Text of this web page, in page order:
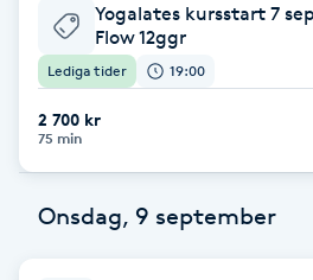
Fransfärgning
Fransförlängning Megavolym
Yogalates kursstart 7
Flow 12ggr
Lediga tider 19:00
2 700 kr
75 min
Onsdag, 9 september